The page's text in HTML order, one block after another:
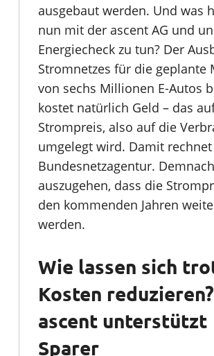
ausgebaut werden. Und was
nun mit der ascent AG und
Energiecheck zu tun? Der
Stromnetzes für die geplante
von sechs Millionen E-Autos
kostet natürlich Geld – das
Strompreis, also auf die
umgelegt wird. Damit
Bundesnetzagentur.
auszugehen, dass die
den kommenden Jahren
werden.
Wie lassen sich
Kosten reduzieren?
ascent unterstützt
Sparer